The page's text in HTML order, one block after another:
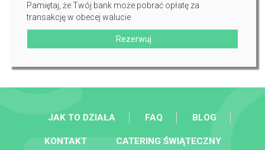
Pamiętaj, że Twój bank może pobrać opłatę za
transakcję w obecej walucie
Rezerwuj
JAK TO DZIAŁA FAQ BLOG
KONTAKT CATERING ŚWIĄTECZNY